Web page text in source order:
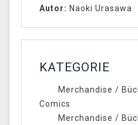
Autor: Naoki Urasawa
KATEGORIE
Merchandise /
Comics
Merchandise /